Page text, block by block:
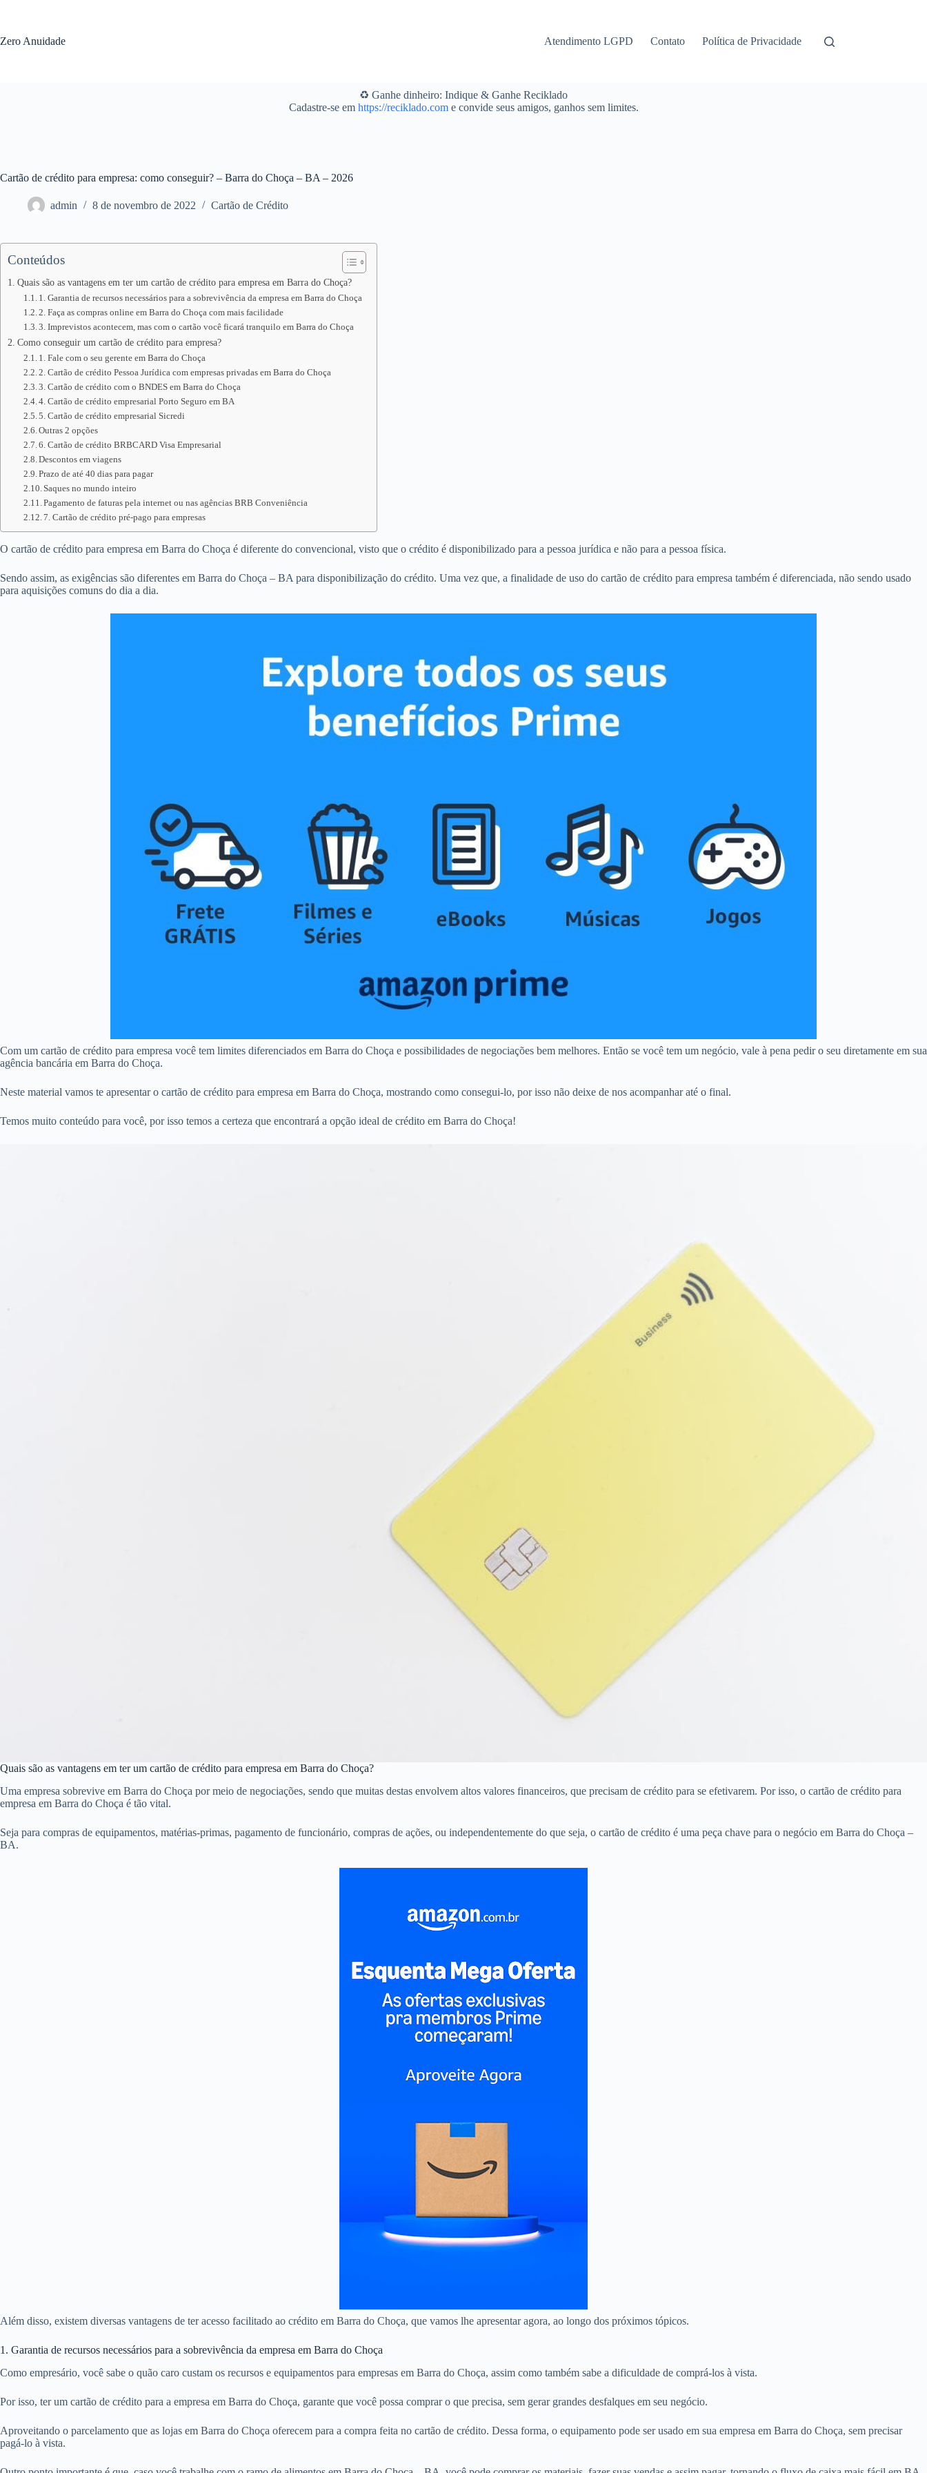
conteúdo
Zero Anuidade Atendimento LGPD Contato Política de Privacidade
♻️ Ganhe dinheiro: Indique & Ganhe Reciklado
Cadastre-se em https://reciklado.come convide seus amigos, ganhos sem limites.
Cartão de crédito para empresa: como conseguir? – Barra do Choça – BA – 2026
admin 8 de novembro de 2022 Cartão de Crédito
Conteúdos
Quais são as vantagens em ter um cartão de crédito para empresa em Barra do Choça?
1. Garantia de recursos necessários para a sobrevivência da empresa em Barra do Choça
2. Faça as compras online em Barra do Choça com mais facilidade
3. Imprevistos acontecem, mas com o cartão você ficará tranquilo em Barra do Choça
Como conseguir um cartão de crédito para empresa?
1. Fale com o seu gerente em Barra do Choça
2. Cartão de crédito Pessoa Jurídica com empresas privadas em Barra do Choça
3. Cartão de crédito com o BNDES em Barra do Choça
4. Cartão de crédito empresarial Porto Seguro em BA
5. Cartão de crédito empresarial Sicredi
Outras 2 opções
6. Cartão de crédito BRBCARD Visa Empresarial
Descontos em viagens
Prazo de até 40 dias para pagar
Saques no mundo inteiro
Pagamento de faturas pela internet ou nas agências BRB Conveniência
7. Cartão de crédito pré-pago para empresas
O cartão de crédito para empresa em Barra do Choça é diferente do convencional, visto que o crédito é disponibilizado para a pessoa jurídica e não para a pessoa física.
Sendo assim, as exigências são diferentes em Barra do Choça – BA para disponibilização do crédito. Uma vez que, a finalidade de uso do cartão de crédito para empresa também é diferenciada, não sendo usado
para aquisições comuns do dia a dia.
Com um cartão de crédito para empresa você tem limites diferenciados em Barra do Choça e possibilidades de negociações bem melhores. Então se você tem um negócio, vale à pena pedir o seu diretamente em sua
agência bancária em Barra do Choça.
Neste material vamos te apresentar o cartão de crédito para empresa em Barra do Choça, mostrando como consegui-lo, por isso não deixe de nos acompanhar até o final.
Temos muito conteúdo para você, por isso temos a certeza que encontrará a opção ideal de crédito em Barra do Choça!
Quais são as vantagens em ter um cartão de crédito para empresa em Barra do Choça?
Uma empresa sobrevive em Barra do Choça por meio de negociações, sendo que muitas destas envolvem altos valores financeiros, que precisam de crédito para se efetivarem. Por isso, o cartão de crédito para
empresa em Barra do Choça é tão vital.
Seja para compras de equipamentos, matérias-primas, pagamento de funcionário, compras de ações, ou independentemente do que seja, o cartão de crédito é uma peça chave para o negócio em Barra do Choça –
BA.
Além disso, existem diversas vantagens de ter acesso facilitado ao crédito em Barra do Choça, que vamos lhe apresentar agora, ao longo dos próximos tópicos.
1. Garantia de recursos necessários para a sobrevivência da empresa em Barra do Choça
Como empresário, você sabe o quão caro custam os recursos e equipamentos para empresas em Barra do Choça, assim como também sabe a dificuldade de comprá-los à vista.
Por isso, ter um cartão de crédito para a empresa em Barra do Choça, garante que você possa comprar o que precisa, sem gerar grandes desfalques em seu negócio.
Aproveitando o parcelamento que as lojas em Barra do Choça oferecem para a compra feita no cartão de crédito. Dessa forma, o equipamento pode ser usado em sua empresa em Barra do Choça, sem precisar
pagá-lo à vista.